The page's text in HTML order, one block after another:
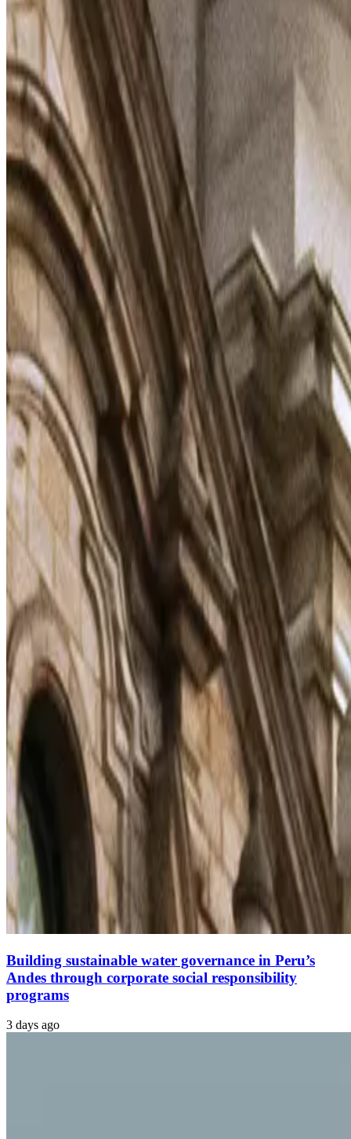
Building sustainable water governance in Peru’s
Andes through corporate social responsibility
programs
3 days ago